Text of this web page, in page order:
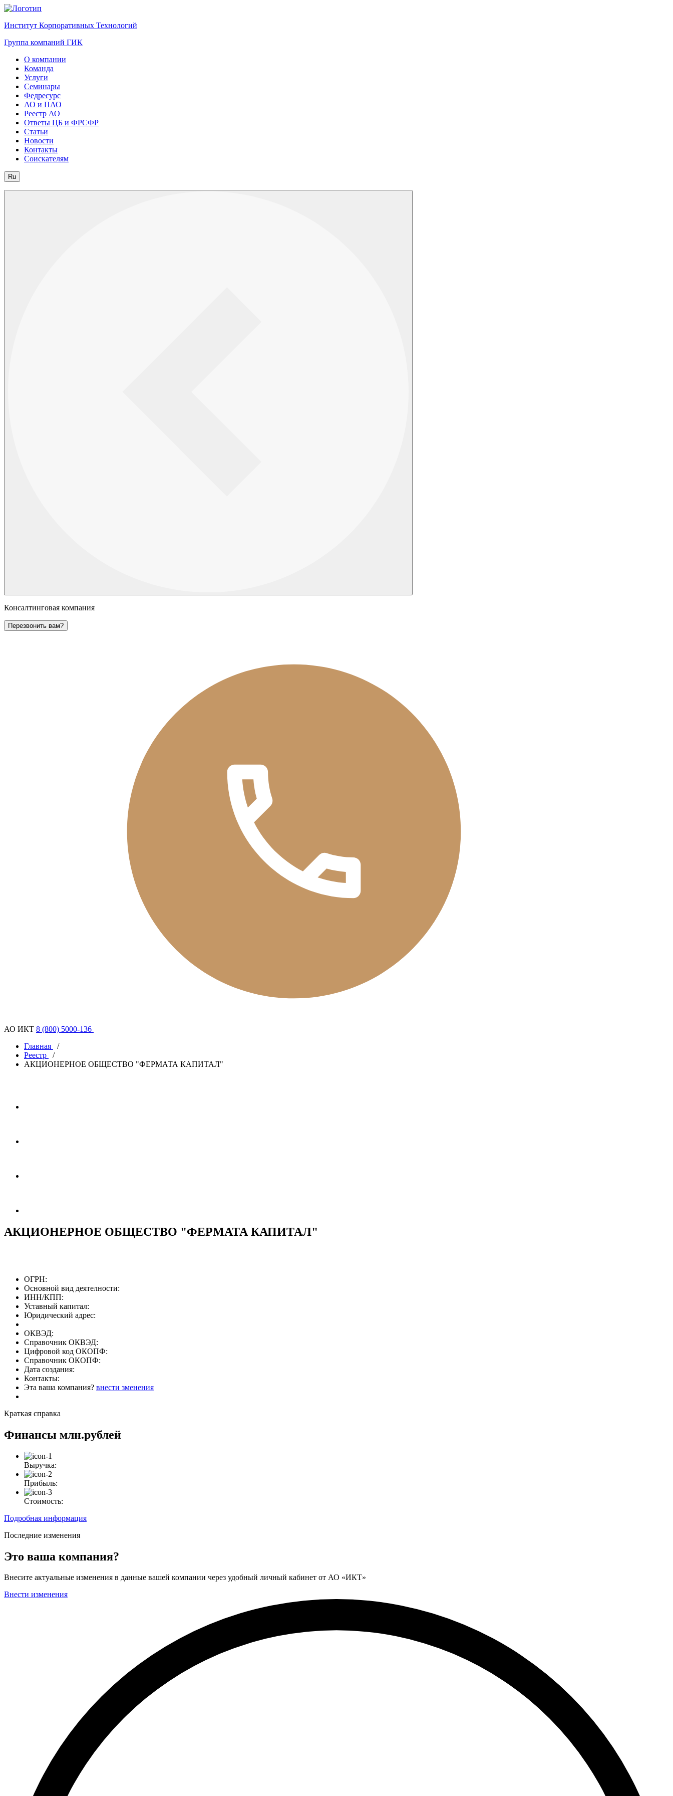
Институт Корпоративных Технологий
Группа компаний ГИК
О компании
Команда
Услуги
Семинары
Федресурс
АО и ПАО
Реестр АО
Ответы ЦБ и ФРСФР
Статьи
Новости
Контакты
Соискателям
Ru
Консалтинговая компания
Перезвонить вам?
АО ИКТ 8 (800) 5000-136
Главная
/
Реестр
/
АКЦИОНЕРНОЕ ОБЩЕСТВО "ФЕРМАТА КАПИТАЛ"
АКЦИОНЕРНОЕ ОБЩЕСТВО "ФЕРМАТА КАПИТАЛ"
ОГРН:
Основной вид деятелности:
ИНН/КПП:
Уставный капитал:
Юридический адрес:
ОКВЭД:
Справочник ОКВЭД:
Цифровой код ОКОПФ:
Справочник ОКОПФ:
Дата создания:
Контакты:
Эта ваша компания? внести зменения
Краткая справка
Финансы млн.рублей
Выручка:
Прибыль:
Стоимость:
Подробная информация
Последние изменения
Это ваша компания?
Внесите актуальные изменения в данные вашей компании через удобный личный кабинет от АО «ИКТ»
Внести изменения